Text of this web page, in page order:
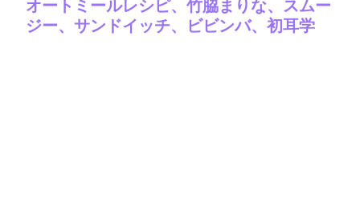
オートミールレシピ、竹脇まりな、スムー
ジー、サンドイッチ、ビビンバ、初耳学